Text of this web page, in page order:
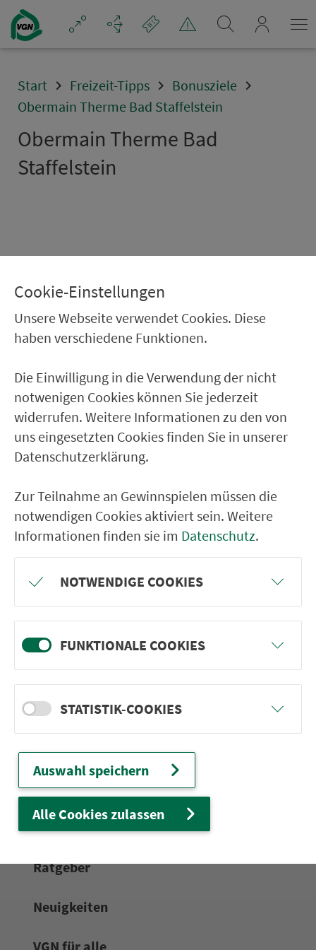
Navigation überspringen
Start Freizeit-Tipps
Bonusziele
Obermain Therme Bad Staffelstein
Obermain Therme Bad
Staffelstein
Ver­kehrs­ver­bund Groß­raum
22.000 Qua­drat­ki­lo­me­ter. 130 Ver­kehrs­un­
ter­neh­men. 1.100 Linien. Eine Fahr­kar­te.
Ver­bin­dungen
Abfahrten
Tickets & Preise
Fahr­plan­ände­rungen
Wir sind für Sie da:
24h-Ser­vice­te­le­fon:
0911 27075-99
Zum Kon­taktformular
Netz & Fahrpläne
Frei­zeit-Tipps
Service
Rat­ge­ber
Neuigkeiten
VGN für alle
Cookie-Einstellungen
Unsere Webseite verwendet Cookies. Diese
haben verschiedene Funktionen.
Die Einwilligung in die Verwendung der nicht
notwenigen Cookies können Sie jederzeit
widerrufen. Weitere Informationen zu den von
uns eingesetzten Cookies finden Sie in unserer
Datenschutzerklärung.
Zur Teilnahme an Gewinnspielen müssen die
notwendigen Cookies aktiviert sein. Weitere
Informationen finden sie im Datenschutz.
NOTWENDIGE COOKIES
FUNKTIONALE COOKIES
STATISTIK-COOKIES
Auswahl speichern
Alle Cookies zulassen